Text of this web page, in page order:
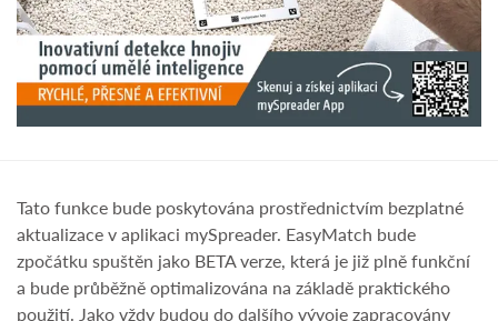
Tato funkce bude poskytována prostřednictvím bezplatné
aktualizace v aplikaci mySpreader. EasyMatch bude
zpočátku spuštěn jako BETA verze, která je již plně funkční
a bude průběžně optimalizována na základě praktického
použití. Jako vždy budou do dalšího vývoje zapracovány